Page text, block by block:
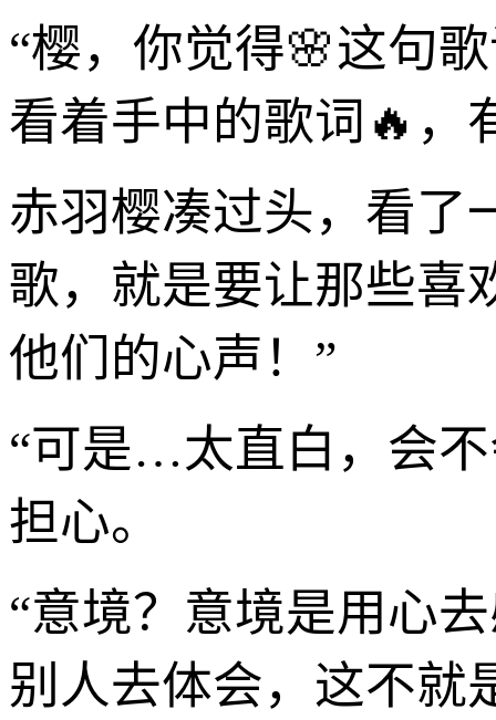
“樱，你觉得🌸这句
看着手中的歌词🔥，
赤羽樱凑过头，看了
歌，就是要让那些喜
他们的心声！”
“可是…太直白，会
担心。
“意境？意境是用心
别人去体会，这不就